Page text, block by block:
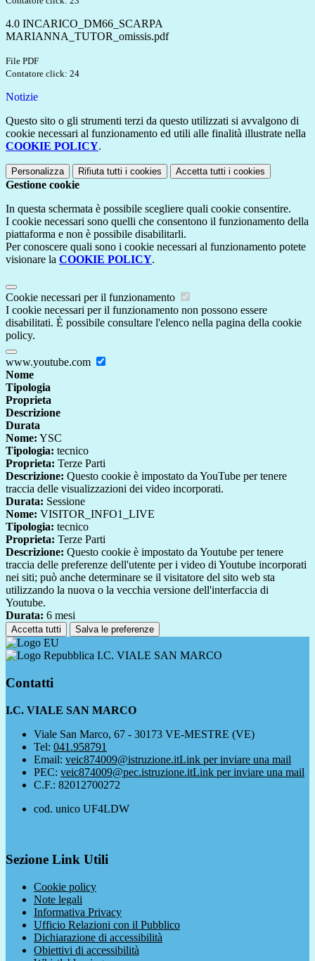
4.0 INCARICO_DM66_SCARPA
MARIANNA_TUTOR_omissis.pdf
File PDF
Contatore click: 24
Notizie
Questo sito o gli strumenti terzi da questo utilizzati si avvalgono di
cookie necessari al funzionamento ed utili alle finalità illustrate nella
COOKIE POLICY.
Personalizza Rifiuta tutti i cookies Accetta tutti i cookies
Gestione cookie
In questa schermata è possibile scegliere quali cookie consentire.
I cookie necessari sono quelli che consentono il funzionamento della
piattaforma e non è possibile disabilitarli.
Per conoscere quali sono i cookie necessari al funzionamento potete
visionare la COOKIE POLICY.
Cookie necessari per il funzionamento
I cookie necessari per il funzionamento non possono essere
disabilitati. È possibile consultare l'elenco nella pagina della cookie
policy.
www.youtube.com
Nome
Tipologia
Proprieta
Descrizione
Durata
Nome: YSC
Tipologia: tecnico
Proprieta: Terze Parti
Descrizione: Questo cookie è impostato da YouTube per tenere
traccia delle visualizzazioni dei video incorporati.
Durata: Sessione
Nome: VISITOR_INFO1_LIVE
Tipologia: tecnico
Proprieta: Terze Parti
Descrizione: Questo cookie è impostato da Youtube per tenere
traccia delle preferenze dell'utente per i video di Youtube incorporati
nei siti; può anche determinare se il visitatore del sito web sta
utilizzando la nuova o la vecchia versione dell'interfaccia di
Youtube.
Durata: 6 mesi
Accetta tutti Salva le preferenze
I.C. VIALE SAN MARCO
Contatti
I.C. VIALE SAN MARCO
Viale San Marco, 67 - 30173 VE-MESTRE (VE)
Tel: 041.958791
Email: veic874009@istruzione.itLink per inviare una mail
PEC: veic874009@pec.istruzione.itLink per inviare una mail
C.F.: 82012700272
cod. unico UF4LDW
Sezione Link Utili
Cookie policy
Note legali
Informativa Privacy
Ufficio Relazioni con il Pubblico
Dichiarazione di accessibilità
Obiettivi di accessibilità